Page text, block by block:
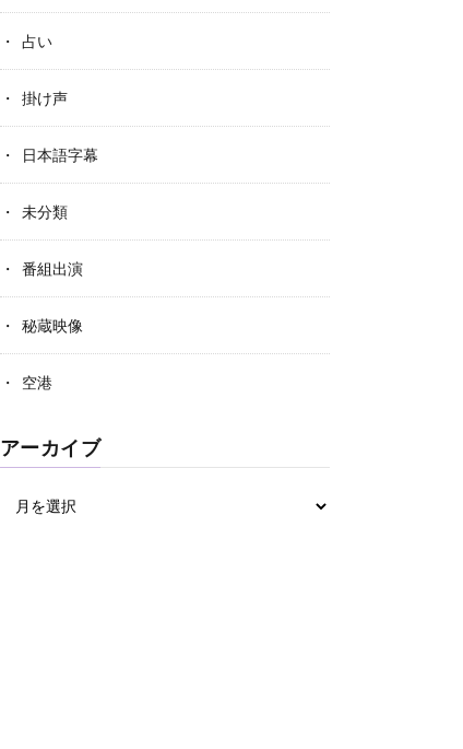
占い
掛け声
日本語字幕
未分類
番組出演
秘蔵映像
空港
アーカイブ